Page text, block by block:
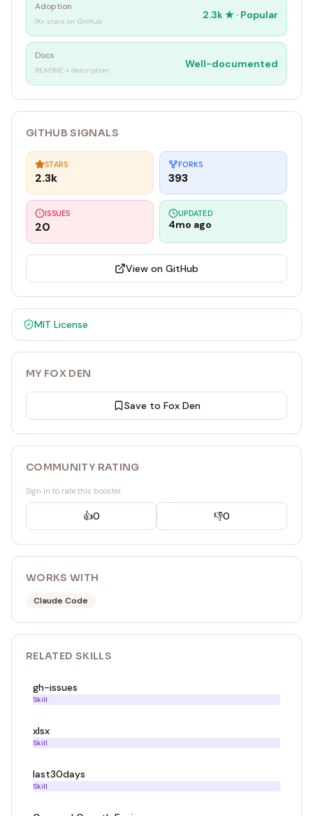
Adoption
1K+ stars on GitHub
2.3k ★ · Popular
Docs
README + description
Well-documented
GITHUB SIGNALS
STARS
2.3k
FORKS
393
ISSUES
20
UPDATED
4mo ago
View on GitHub
MIT License
MY FOX DEN
Save to Fox Den
COMMUNITY RATING
Sign in to rate this booster
👍0 👎0
WORKS WITH
Claude Code
RELATED SKILLS
gh-issues
Skill
xlsx
Skill
last30days
Skill